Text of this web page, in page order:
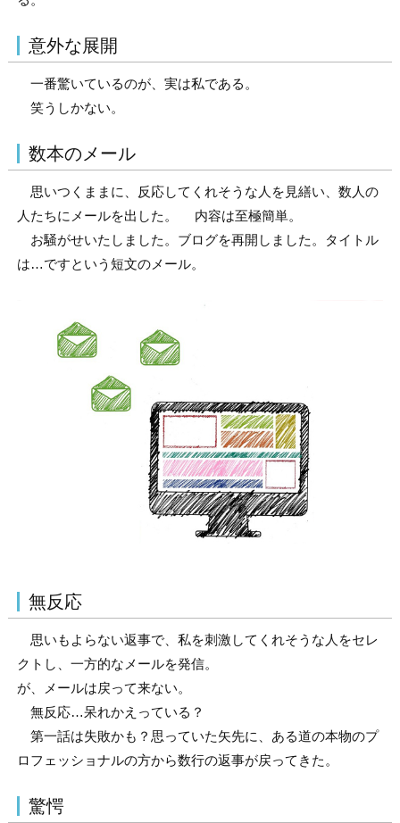
意外な展開
一番驚いているのが、実は私である。
笑うしかない。
数本のメール
思いつくままに、反応してくれそうな人を見繕い、数人の
人たちにメールを出した。 内容は至極簡単。
お騒がせいたしました。ブログを再開しました。タイトル
は…ですという短文のメール。
無反応
思いもよらない返事で、私を刺激してくれそうな人をセレ
クトし、一方的なメールを発信。
が、メールは戻って来ない。
無反応…呆れかえっている？
第一話は失敗かも？思っていた矢先に、ある道の本物のプ
ロフェッショナルの方から数行の返事が戻ってきた。
驚愕